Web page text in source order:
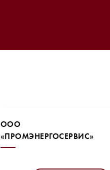
ООО
«ПРОМЭНЕРГОСЕРВИС»